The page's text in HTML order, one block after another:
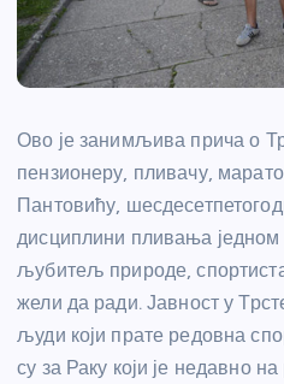
Ово је занимљива прича о
пензионеру, пливачу,
Пантовићу,
дисциплини пливања
љубитељ природе,
жели да ради. Јавност у
људи који прате редовна
су за Раку који је недавно